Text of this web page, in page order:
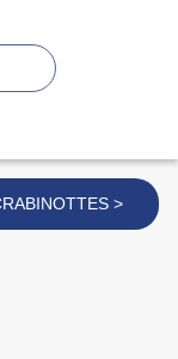
LES CRABINOTTES >